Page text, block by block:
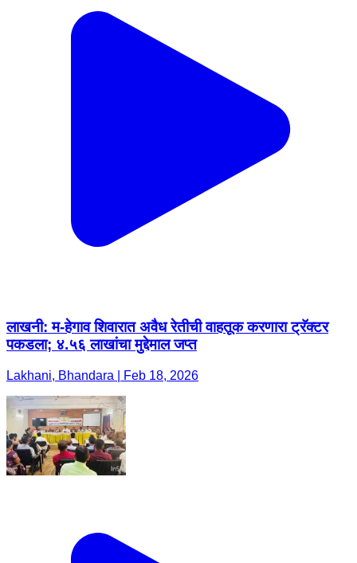
लाखनी: म-हेगाव शिवारात अवैध रेतीची वाहतूक करणारा ट्रॅक्टर
पकडला; ४.५६ लाखांचा मुद्देमाल जप्त
Lakhani, Bhandara | Feb 18, 2026